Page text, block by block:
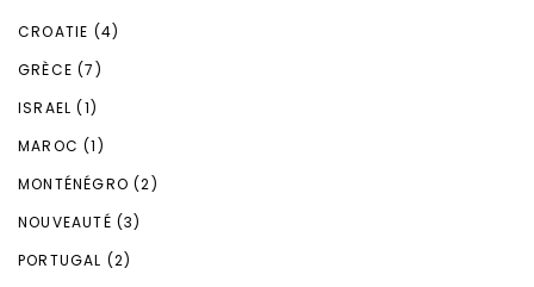
CROATIE (4)
GRÈCE (7)
ISRAEL (1)
MAROC (1)
MONTÉNÉGRO (2)
NOUVEAUTÉ (3)
PORTUGAL (2)